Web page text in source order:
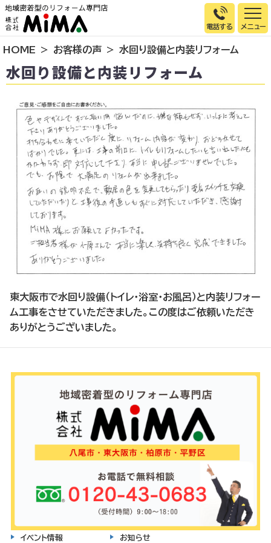
電話する
トップページ
選ばれる理由
施工事例
お客様の声
イベント情報
店舗＆モデルハウス紹介
スタッフ紹介
リフォームの流れ
お知らせ
会社概要
HOME お客様の声 水回り設備と内装リフォーム
水回り設備と内装リフォーム
東大阪市で水回り設備（トイレ・浴室・お風呂）と内装リフォー
ム工事をさせていただきました。この度はご依頼いただき
ありがとうございました。
イベント情報 お知らせ